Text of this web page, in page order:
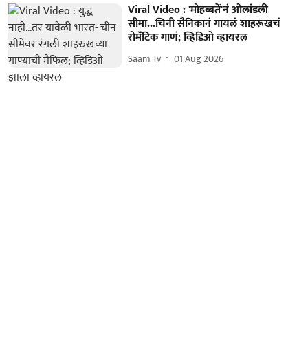
Viral Video : 'मोहब्बतें'नं ओलांडली
सीमा...चिनी सैनिकानं गायलं शाहरूखचं
रोमँटिक गाणं; व्हिडिओ व्हायरल
Saam Tv 01 Aug 2026